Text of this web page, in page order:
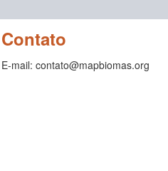
Contato
E-mail: contato@mapbiomas.org